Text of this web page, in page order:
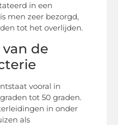
in een
men zeer bezorgd,
tot het overlijden.
de
vooral in
tot 50 graden.
in onder
als